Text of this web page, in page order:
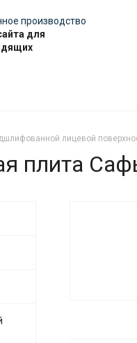
производство
для
лицевой
плита